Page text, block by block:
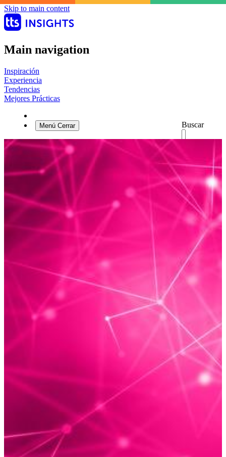
Skip to main content
Main navigation
Inspiración
Experiencia
Tendencias
Mejores Prácticas
Buscar
Menú Cerrar